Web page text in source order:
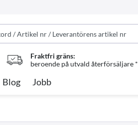
Fraktfri gräns:
beroende på utvald återförsäljare *
Blog Jobb